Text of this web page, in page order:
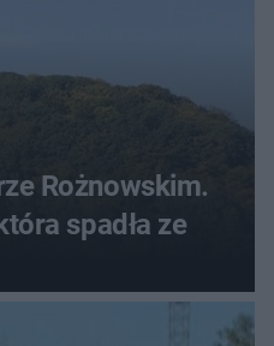
Rożnowskim.
spadła ze